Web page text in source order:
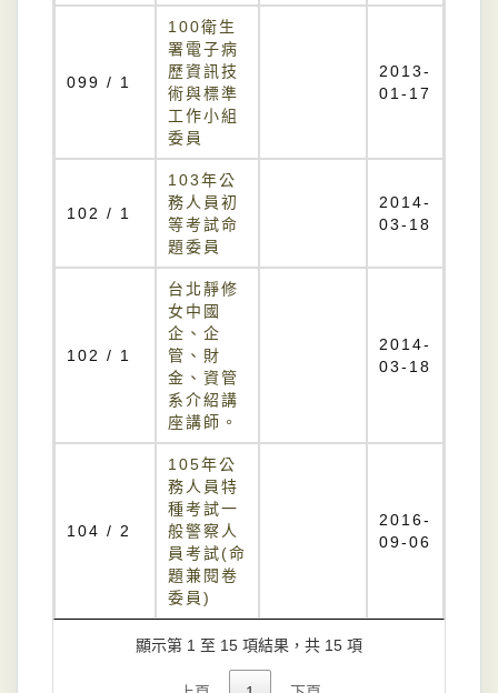
099 / 1
100衛生
署電子病
歷資訊技
術與標準
工作小組
委員
2013-
01-17
102 / 1
103年公
務人員初
等考試命
題委員
2014-
03-18
102 / 1
台北靜修
女中國
企、企
管、財
金、資管
系介紹講
座講師。
2014-
03-18
104 / 2
105年公
務人員特
種考試一
般警察人
員考試(命
題兼閱卷
委員)
2016-
09-06
顯示第 1 至 15 項結果，共 15 項